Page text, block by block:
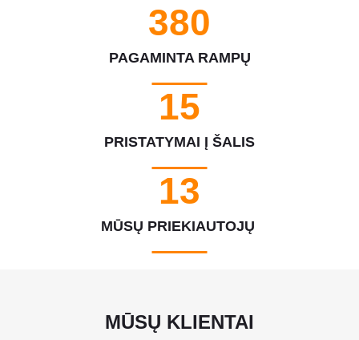
440
PAGAMINTA RAMPŲ
18
PRISTATYMAI Į ŠALIS
15
MŪSŲ PRIEKIAUTOJŲ
MŪSŲ KLIENTAI